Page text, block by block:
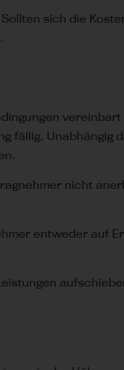
sich die
fällig. Unabhängig
nicht
entweder auf